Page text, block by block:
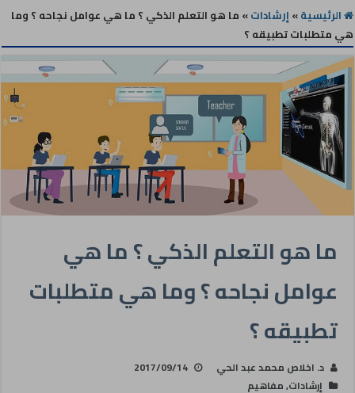
الرئيسية» إرشادات» ما هو التعلم الذكي ؟ ما هي عوامل نجاحه ؟ وما
هي متطلبات تطبيقه ؟
ما هو التعلم الذكي ؟ ما هي
عوامل نجاحه ؟ وما هي متطلبات
تطبيقه ؟
د. اخلاص محمد عبد الحي
2017/09/14
إرشادات,مفاهيم